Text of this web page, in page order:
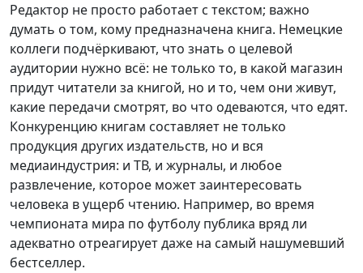
Редактор не просто работает с текстом; важно
думать о том, кому предназначена книга. Немецкие
коллеги подчёркивают, что знать о целевой
аудитории нужно всё: не только то, в какой магазин
придут читатели за книгой, но и то, чем они живут,
какие передачи смотрят, во что одеваются, что едят.
Конкуренцию книгам составляет не только
продукция других издательств, но и вся
медиаиндустрия: и ТВ, и журналы, и любое
развлечение, которое может заинтересовать
человека в ущерб чтению. Например, во время
чемпионата мира по футболу публика вряд ли
адекватно отреагирует даже на самый нашумевший
бестселлер.